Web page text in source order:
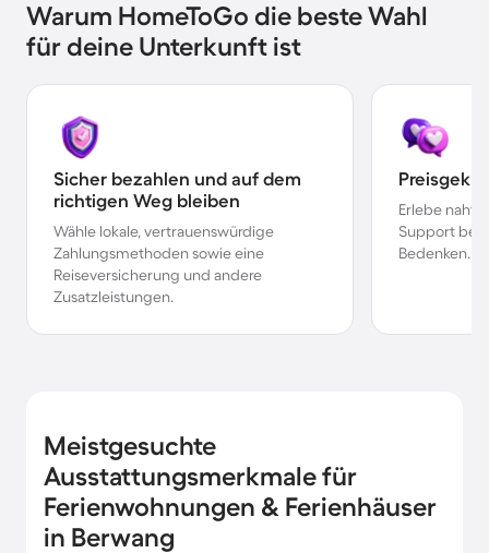
Warum HomeToGo die beste Wahl
für deine Unterkunft ist
Sicher bezahlen und auf dem
richtigen Weg bleiben
Wähle lokale, vertrauenswürdige
Zahlungsmethoden sowie eine
Reiseversicherung und andere
Zusatzleistungen.
Erlebe
Support bei
Bedenken.
Meistgesuchte
Ausstattungsmerkmale für
Ferienwohnungen & Ferienhäuser
in Berwang